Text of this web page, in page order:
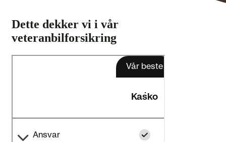
Dette dekker vi i vår
veteranbilforsikring